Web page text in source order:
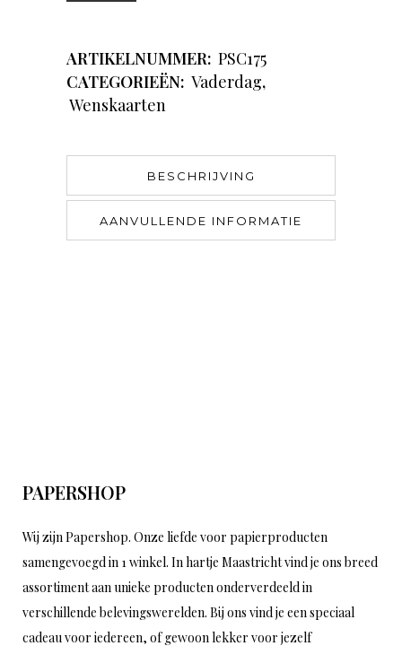
ARTIKELNUMMER: PSC175
CATEGORIEËN: Vaderdag,
Wenskaarten
BESCHRIJVING
AANVULLENDE INFORMATIE
PAPERSHOP
Wij zijn Papershop. Onze liefde voor papierproducten
samengevoegd in 1 winkel. In hartje Maastricht vind je ons breed
assortiment aan unieke producten onderverdeeld in
verschillende belevingswerelden. Bij ons vind je een speciaal
cadeau voor iedereen, of gewoon lekker voor jezelf